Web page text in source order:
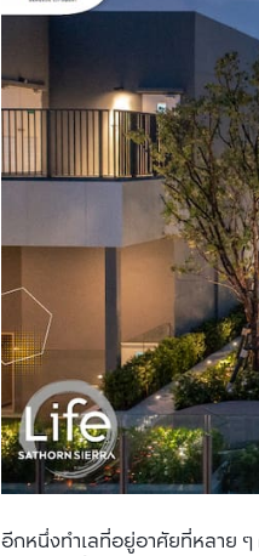
อีกหนึ่งทำเลที่อยู่อาศัยที่หลาย ๆ